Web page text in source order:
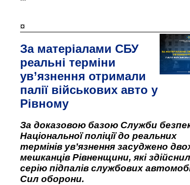
¤
За матеріалами СБУ
реальні терміни
ув’язнення отримали
палії військових авто у
Рівному
За доказовою базою Служби
Національної поліції до реальних
термінів ув’язнення засуджено
мешканців Рівненщини, які
серію підпалів службових
Сил оборони.